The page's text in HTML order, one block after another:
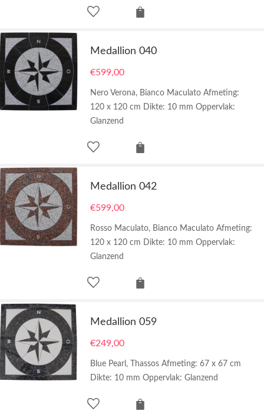
Medallion 040
€599,00
Nero Verona, Bianco Maculato Afmeting:
120 x 120 cm Dikte: 10 mm Oppervlak:
Glanzend
Medallion 042
€599,00
Rosso Maculato, Bianco Maculato Afmeting:
120 x 120 cm Dikte: 10 mm Oppervlak:
Glanzend
Medallion 059
€249,00
Blue Pearl, Thassos Afmeting: 67 x 67 cm
Dikte: 10 mm Oppervlak: Glanzend